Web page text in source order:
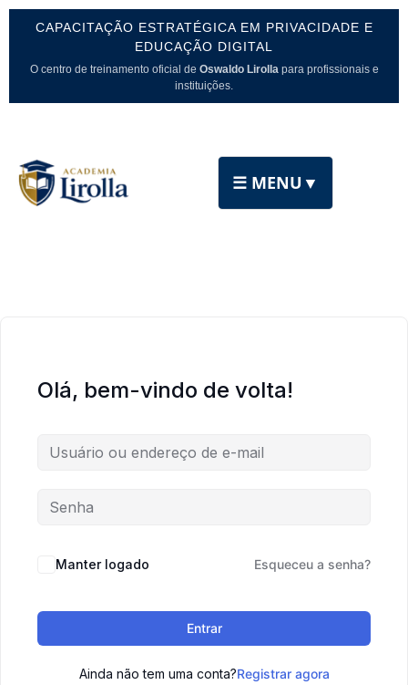
CAPACITAÇÃO ESTRATÉGICA EM PRIVACIDADE E
EDUCAÇÃO DIGITAL
O centro de treinamento oficial de Oswaldo Lirollapara profissionais e
instituições.
☰ MENU ▼
Olá, bem-vindo de volta!
Manter logado Esqueceu a senha?
Entrar
Ainda não tem uma conta?Registrar agora